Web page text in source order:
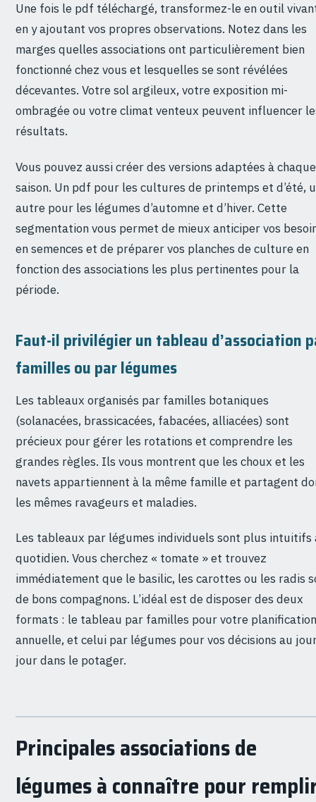
Une fois le pdf téléchargé, transformez-le en outil
en y ajoutant vos propres observations. Notez dans les
marges quelles associations ont particulièrement bien
fonctionné chez vous et lesquelles se sont révélées
décevantes. Votre sol argileux, votre exposition mi-
ombragée ou votre climat venteux peuvent influencer
résultats.
Vous pouvez aussi créer des versions adaptées à chaque
saison. Un pdf pour les cultures de printemps et d’été,
autre pour les légumes d’automne et d’hiver. Cette
segmentation vous permet de mieux anticiper vos
en semences et de préparer vos planches de culture en
fonction des associations les plus pertinentes pour la
période.
Faut-il privilégier un tableau d’association
familles ou par légumes
Les tableaux organisés par familles botaniques
(solanacées, brassicacées, fabacées, alliacées) sont
précieux pour gérer les rotations et comprendre les
grandes règles. Ils vous montrent que les choux et les
navets appartiennent à la même famille et partagent
les mêmes ravageurs et maladies.
Les tableaux par légumes individuels sont plus intuitifs
quotidien. Vous cherchez « tomate » et trouvez
immédiatement que le basilic, les carottes ou les radis
de bons compagnons. L’idéal est de disposer des deux
formats : le tableau par familles pour votre planification
annuelle, et celui par légumes pour vos décisions au
jour dans le potager.
Principales associations de
légumes à connaître pour